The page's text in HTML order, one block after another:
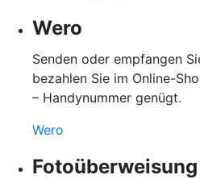
Wero
Senden oder empfangen
bezahlen Sie im Online-
– Handynummer genügt.
Wero
Fotoüberweisung